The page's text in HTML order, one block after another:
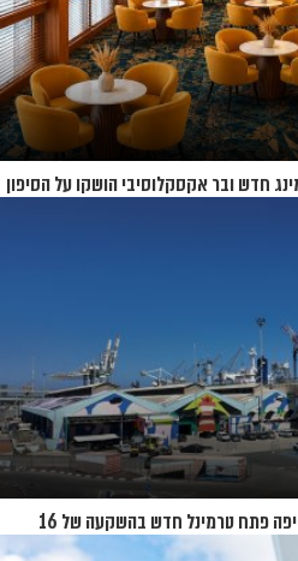
חדש ובר אקסקלוסיבי הושקו על הסיפון
מהפכת הקרוזים של ישראל: נמל חיפה פתח טרמינל חדש בהשקעה של 16